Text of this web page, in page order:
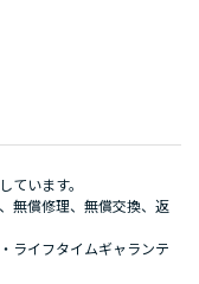
ています。
無償修理、無償交換、返
ライフタイムギャランテ